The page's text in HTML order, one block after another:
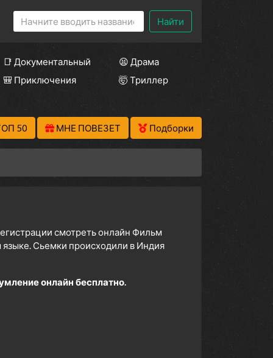
Найти
📑 Документальный
😫 Драма
🎒 Приключения
🤯 Триллер
50 МНЕ ПОВЕЗЕТ Подборки
смотреть онлайн Фильм
Сьемки происходили в Индия
онлайн бесплатно.